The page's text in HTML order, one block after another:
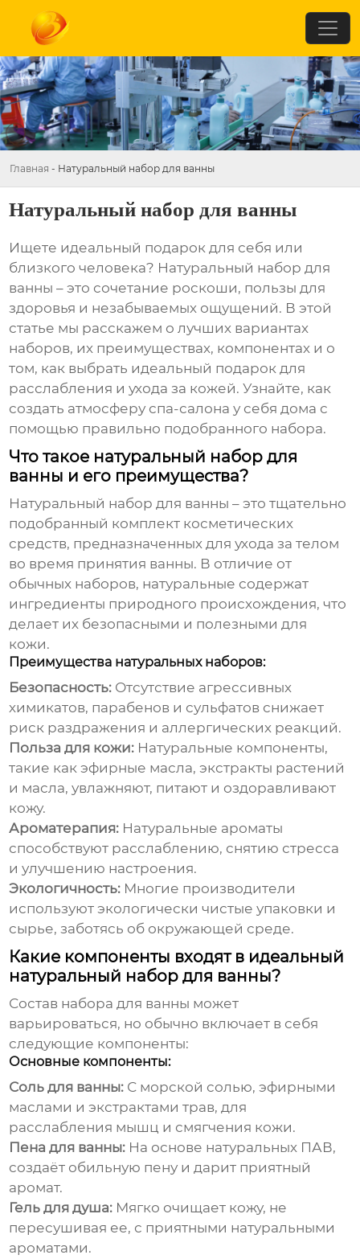
Главная - Натуральный набор для ванны
Натуральный набор для ванны
Ищете идеальный подарок для себя или
близкого человека? Натуральный набор для
ванны – это сочетание роскоши, пользы для
здоровья и незабываемых ощущений. В этой
статье мы расскажем о лучших вариантах
наборов, их преимуществах, компонентах и о
том, как выбрать идеальный подарок для
расслабления и ухода за кожей. Узнайте, как
создать атмосферу спа-салона у себя дома с
помощью правильно подобранного набора.
Что такое натуральный набор для
ванны и его преимущества?
Натуральный набор для ванны – это тщательно
подобранный комплект косметических
средств, предназначенных для ухода за телом
во время принятия ванны. В отличие от
обычных наборов, натуральные содержат
ингредиенты природного происхождения, что
делает их безопасными и полезными для
кожи.
Преимущества натуральных наборов:
Безопасность: Отсутствие агрессивных
химикатов, парабенов и сульфатов снижает
риск раздражения и аллергических реакций.
Польза для кожи: Натуральные компоненты,
такие как эфирные масла, экстракты растений
и масла, увлажняют, питают и оздоравливают
кожу.
Ароматерапия: Натуральные ароматы
способствуют расслаблению, снятию стресса
и улучшению настроения.
Экологичность: Многие производители
используют экологически чистые упаковки и
сырье, заботясь об окружающей среде.
Какие компоненты входят в идеальный
натуральный набор для ванны?
Состав набора для ванны может
варьироваться, но обычно включает в себя
следующие компоненты:
Основные компоненты:
Соль для ванны: С морской солью, эфирными
маслами и экстрактами трав, для
расслабления мышц и смягчения кожи.
Пена для ванны: На основе натуральных ПАВ,
создаёт обильную пену и дарит приятный
аромат.
Гель для душа: Мягко очищает кожу, не
пересушивая ее, с приятными натуральными
ароматами.